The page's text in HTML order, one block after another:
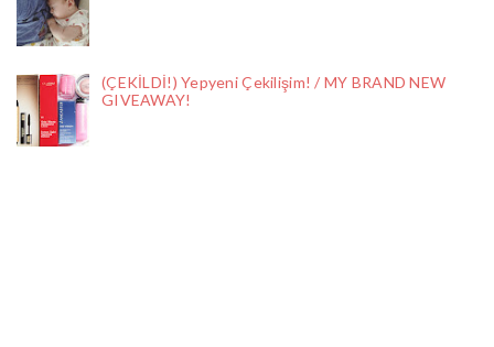
(ÇEKİLDİ!) Yepyeni Çekilişim! / MY BRAND NEW
GIVEAWAY!